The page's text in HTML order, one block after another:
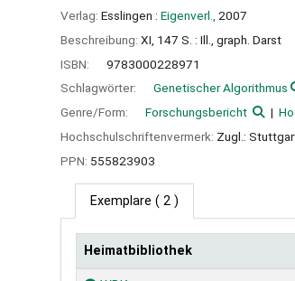
Verlag: Esslingen : Eigenverl.,
2007
Beschreibung: XI, 147 S. : Ill., graph. Darst
ISBN:
9783000228971
Schlagwörter:
Genetischer Algorithmus
Genre/Form:
Forschungsbericht
Hochschulschriftenvermerk: Zugl.:
PPN: 555823903
Exemplare ( 2 )
Exemplare
Heimatbibliothek